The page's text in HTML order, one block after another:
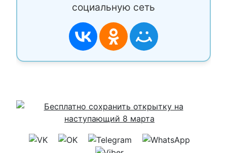
социальную сеть